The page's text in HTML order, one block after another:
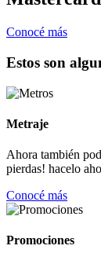
Conocé más
Estos son
Metraje
Ahora también
pierdas! hacelo
Conocé más
Promociones